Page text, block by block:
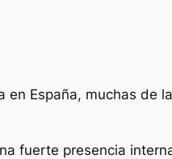
en España, muchas de
fuerte presencia